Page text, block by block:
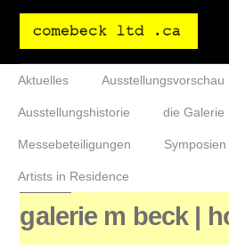
Aktuelles Ausstellungsvorschau
Ausstellungshistorie die Galerie
Messebeteiligungen Symposien
Artists in Residence
galerie m beck |